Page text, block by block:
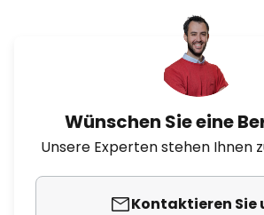
Wünschen Sie eine
Unsere Experten stehen Ihnen
Kontaktieren Sie